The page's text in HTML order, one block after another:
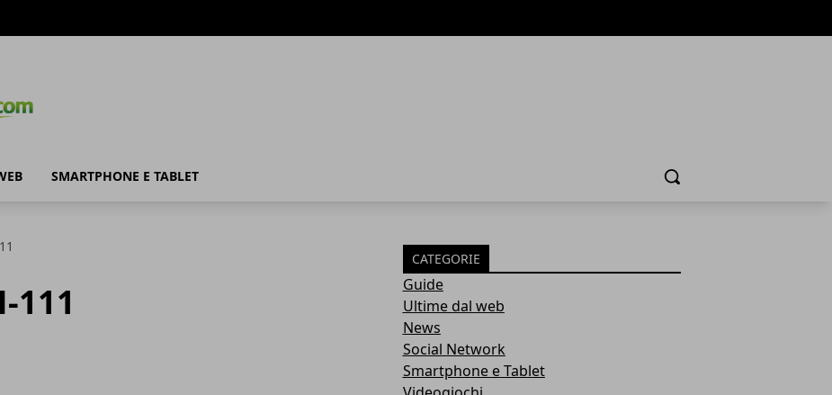
SMARTPHONE E TABLET Cerca
111
CATEGORIE
Guide
Ultime dal web
News
Social Network
Smartphone e Tablet